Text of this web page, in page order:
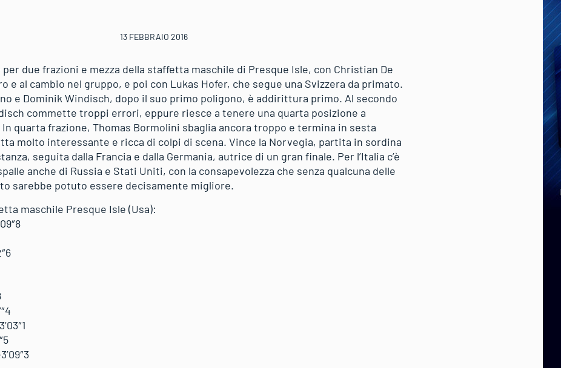
13 FEBBRAIO 2016
due frazioni e mezza della staffetta maschile di Presque Isle, con Christian De
e al cambio nel gruppo, e poi con Lukas Hofer, che segue una Svizzera da primato.
e Dominik Windisch, dopo il suo primo poligono, è addirittura primo. Al secondo
commette troppi errori, eppure riesce a tenere una quarta posizione a
quarta frazione, Thomas Bormolini sbaglia ancora troppo e termina in sesta
molto interessante e ricca di colpi di scena. Vince la Norvegia, partita in sordina
seguita dalla Francia e dalla Germania, autrice di un gran finale. Per l’Italia c’è
anche di Russia e Stati Uniti, con la consapevolezza che senza qualcuna delle
sarebbe potuto essere decisamente migliore.
maschile Presque Isle (Usa):